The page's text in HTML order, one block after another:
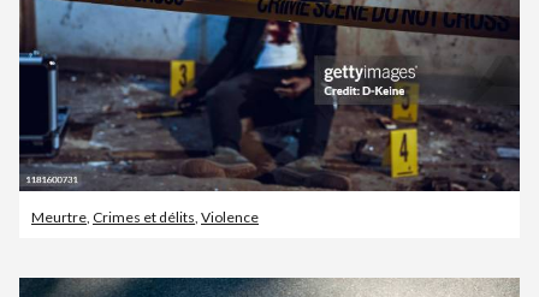
Meurtre Crimes et délits Violence